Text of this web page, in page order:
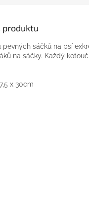
produktu
pevných sáčků na psí
na sáčky. Každý
x 30cm